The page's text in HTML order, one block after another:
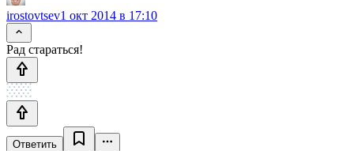
irostovtsev1 окт 2014 в 17:10
Рад стараться!
Ответить